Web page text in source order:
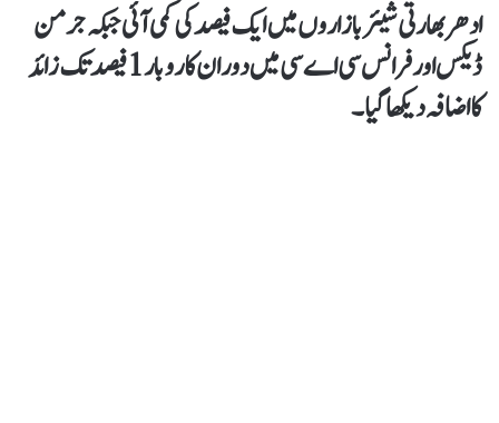
ادھر بھارتی شیئر بازار وں میں ایک فیصد کی کمی آئی جبکہ جرمن
ڈیکس اور فرانس سی اے سی میں دوران کاروبار 1فیصد تک زائد
کا اضافہ دیکھا گیا۔